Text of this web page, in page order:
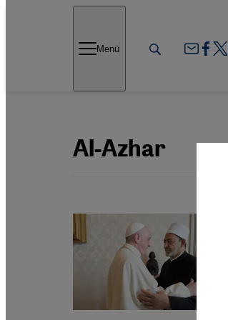
Menü
Al-Azhar